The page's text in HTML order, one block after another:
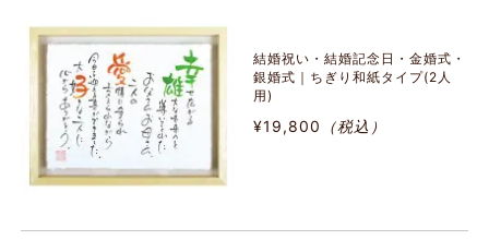
結婚祝い・結婚記念日・金婚式・
銀婚式｜ちぎり和紙タイプ(2人
用)
¥19,800 （税込）